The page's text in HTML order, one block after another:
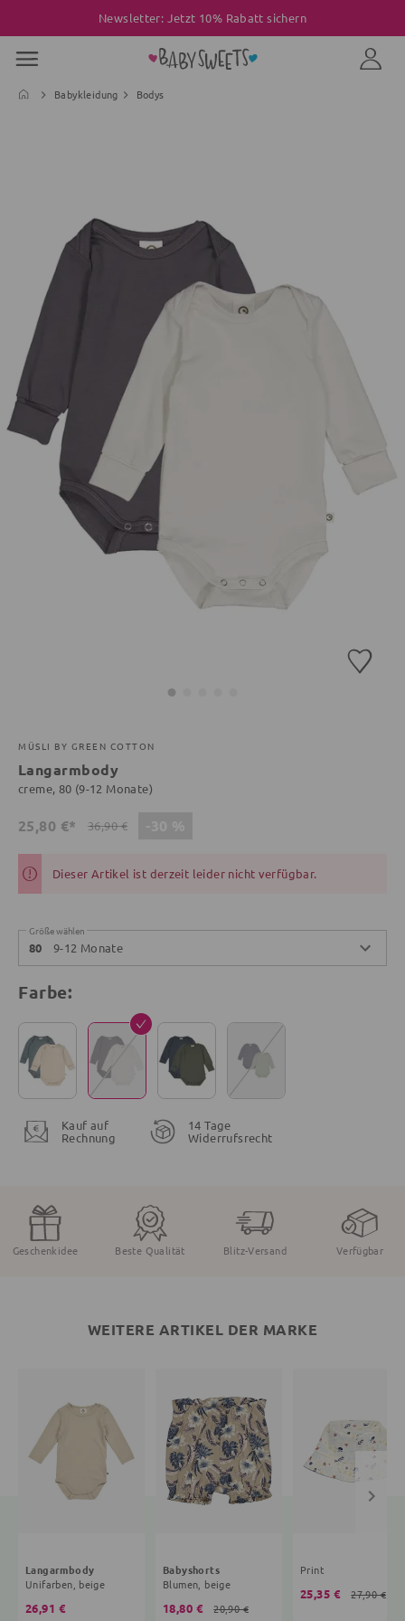
Newsletter: Jetzt 10% Rabatt sichern
Babykleidung Bodys
MÜSLI BY GREEN COTTON
Langarmbody
creme, 80 (9-12 Monate)
25,80 €* 36,90 €
Dieser Artikel ist derzeit leider nicht verfügbar.
Größe wählen
80 9-12 Monate
Farbe:
Kauf auf
Rechnung
14 Tage
Widerrufsrecht
Geschenkidee Beste Qualität Blitz-Versand Verfügbar
WEITERE ARTIKEL DER MARKE
Langarmbody
Unifarben, beige
26,91 €
Babyshorts
Blumen, beige
18,80 € 20,90 €
Print
25,35 € 27,90 €